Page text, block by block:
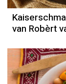
van Robèrt